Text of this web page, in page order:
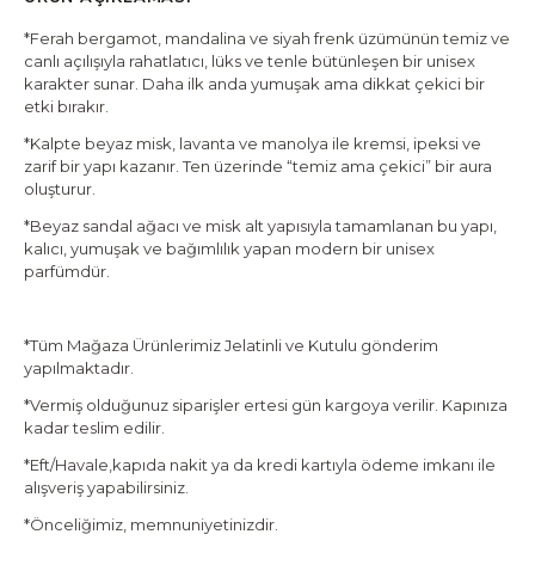
*Ferah bergamot, mandalina ve siyah frenk üzümünün temiz ve
canlı açılışıyla rahatlatıcı, lüks ve tenle bütünleşen bir unisex
karakter sunar. Daha ilk anda yumuşak ama dikkat çekici bir
etki bırakır.
*Kalpte beyaz misk, lavanta ve manolya ile kremsi, ipeksi ve
zarif bir yapı kazanır. Ten üzerinde “temiz ama çekici” bir aura
oluşturur.
*Beyaz sandal ağacı ve misk alt yapısıyla tamamlanan bu yapı,
kalıcı, yumuşak ve bağımlılık yapan modern bir unisex
parfümdür.
*Tüm Mağaza Ürünlerimiz Jelatinli ve Kutulu gönderim
yapılmaktadır.
*Vermiş olduğunuz siparişler ertesi gün kargoya verilir. Kapınıza
kadar teslim edilir.
*Eft/Havale,kapıda nakit ya da kredi kartıyla ödeme imkanı ile
alışveriş yapabilirsiniz.
*Önceliğimiz, memnuniyetinizdir.